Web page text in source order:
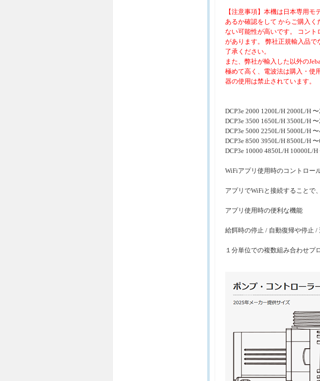
【注意事項】本機は日本専用
あるか確認をして からご購入く
ない可能性が高いです。 コン
があります。 弊社正規輸入品
了承ください。
また、弊社が輸入した以外の
極めて高く、電波法は購入・使
器の使用は禁止されています。
DCP3e 2000 1200L/H 2000L/H
DCP3e 3500 1650L/H 3500L/H
DCP3e 5000 2250L/H 5000L/H
DCP3e 8500 3950L/H 8500L/H
DCP3e 10000 4850L/H 10000L/H
WiFiアプリ使用時のコントロー
アプリでWiFiと接続することで
アプリ使用時の便利な機能
給餌時の停止 / 自動復帰や停止 /
１分単位での複数組み合わせプ